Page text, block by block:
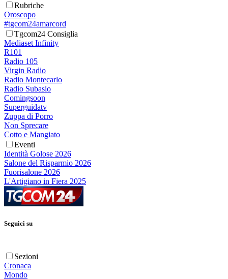
Rubriche
Oroscopo
#tgcom24amarcord
Tgcom24 Consiglia
Mediaset Infinity
R101
Radio 105
Virgin Radio
Radio Montecarlo
Radio Subasio
Comingsoon
Superguidatv
Zuppa di Porro
Non Sprecare
Cotto e Mangiato
Eventi
Identità Golose 2026
Salone del Risparmio 2026
Fuorisalone 2026
L'Artigiano in Fiera 2025
Seguici su
Sezioni
Cronaca
Mondo